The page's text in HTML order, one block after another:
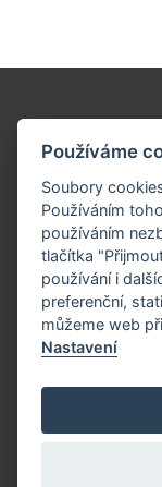
(c) 2026
Používáme
Soubory
Používáním
používáním
tlačítka
používání i
preferenční,
můžeme web
Nastavení